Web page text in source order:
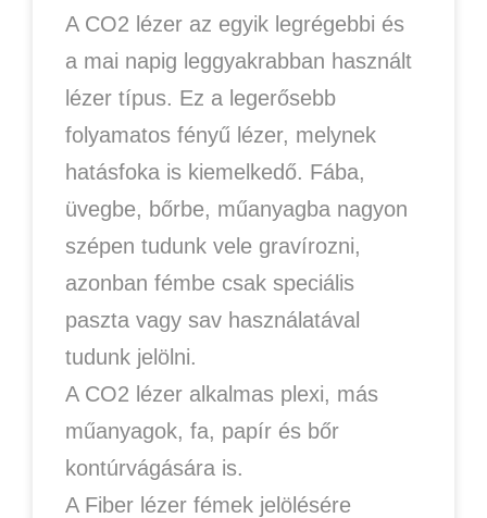
A CO2 lézer az egyik legrégebbi és
a mai napig leggyakrabban használt
lézer típus. Ez a legerősebb
folyamatos fényű lézer, melynek
hatásfoka is kiemelkedő. Fába,
üvegbe, bőrbe, műanyagba nagyon
szépen tudunk vele gravírozni,
azonban fémbe csak speciális
paszta vagy sav használatával
tudunk jelölni.
A CO2 lézer alkalmas plexi, más
műanyagok, fa, papír és bőr
kontúrvágására is.
A Fiber lézer fémek jelölésére